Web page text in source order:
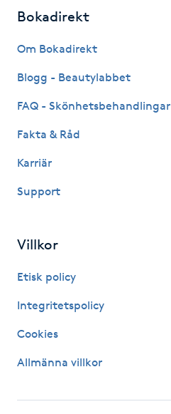
HIFU
Hot Stone Massage
Hot yoga
Hyaluronsyra
Hyperhidros
Bokadirekt
Om Bokadirekt
Blogg - Beautylabbet
FAQ - Skönhetsbehandlingar
Fakta & Råd
Karriär
Support
Villkor
Etisk policy
Integritetspolicy
Cookies
Allmänna villkor